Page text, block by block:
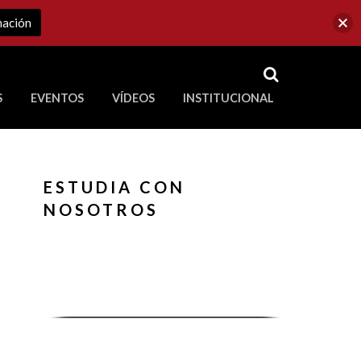
RSS
EVENTOS VÍDEOS INSTITUCIONAL
ESTUDIA CON
NOSOTROS